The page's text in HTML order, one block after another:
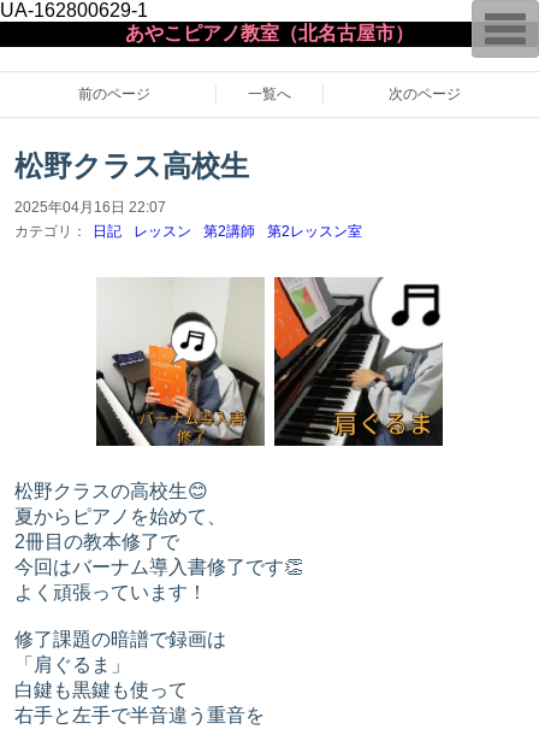
UA-162800629-1
あやこピアノ教室（北名古屋市）
前のページ 一覧へ 次のページ
松野クラス高校生
2025年04月16日 22:07
カテゴリ：
日記 レッスン 第2講師 第2レッスン室
松野クラスの高校生😊
夏からピアノを始めて、
2冊目の教本修了で
今回はバーナム導入書修了です👏
よく頑張っています！
修了課題の暗譜で録画は
「肩ぐるま」
白鍵も黒鍵も使って
右手と左手で半音違う重音を
T
o
g
g